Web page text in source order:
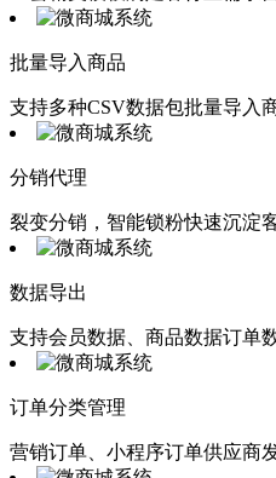
批量导入商品
支持多种CSV数据包批量导入
分销代理
裂变分销，智能锁粉快速沉淀
数据导出
支持会员数据、商品数据订单
订单分类管理
营销订单、小程序订单供应商